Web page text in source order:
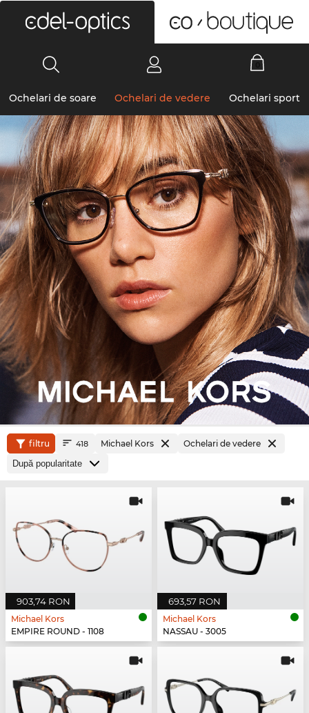
Ochelari de soare Ochelari de vedere Ochelari sport
filtru 418 Michael Kors Ochelari de vedere
903,74 RON
Michael Kors
EMPIRE ROUND - 1108
693,57 RON
Michael Kors
NASSAU - 3005